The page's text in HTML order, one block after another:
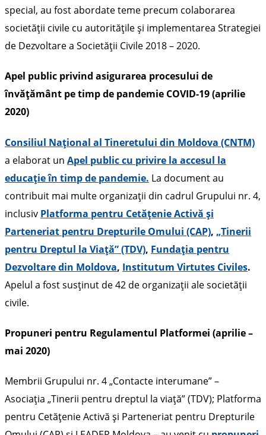
special, au fost abordate teme precum colaborarea
societății civile cu autoritățile și implementarea Strategiei
de Dezvoltare a Societății Civile 2018 – 2020.
Apel public privind asigurarea procesului de
învățământ pe timp de pandemie COVID-19 (aprilie
2020)
Consiliul Național al Tineretului din Moldova (CNTM)
a elaborat un Apel public cu privire la accesul la
educație în timp de pandemie. La document au
contribuit mai multe organizații din cadrul Grupului nr. 4,
inclusiv Platforma pentru Cetățenie Activă și
Parteneriat pentru Drepturile Omului (CAP), „Tinerii
pentru Dreptul la Viață” (TDV), Fundația pentru
Dezvoltare din Moldova, Institutum Virtutes Civiles.
Apelul a fost susținut de 42 de organizații ale societății
civile.
Propuneri pentru Regulamentul Platformei (aprilie –
mai 2020)
Membrii Grupului nr. 4 „Contacte interumane” –
Asociația „Tinerii pentru dreptul la viață” (TDV); Platforma
pentru Cetățenie Activă și Parteneriat pentru Drepturile